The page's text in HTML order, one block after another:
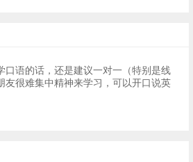
语的话，还是建议一对一（特别是线
友很难集中精神来学习，可以开口说英